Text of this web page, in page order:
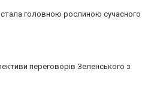
стала головною рослиною сучасного
переговорів Зеленського з